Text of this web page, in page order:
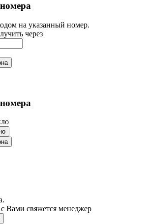
на указанный номер.
через
Вами свяжется менеджер